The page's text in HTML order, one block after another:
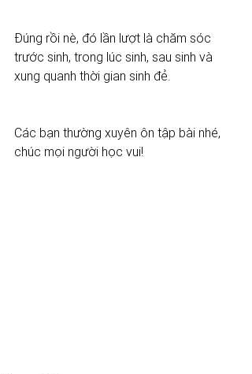
Đúng rồi nè, đó lần lượt là chăm sóc
trước sinh, trong lúc sinh, sau sinh và
xung quanh thời gian sinh đẻ.
Các bạn thường xuyên ôn tập bài nhé,
chúc mọi người học vui!